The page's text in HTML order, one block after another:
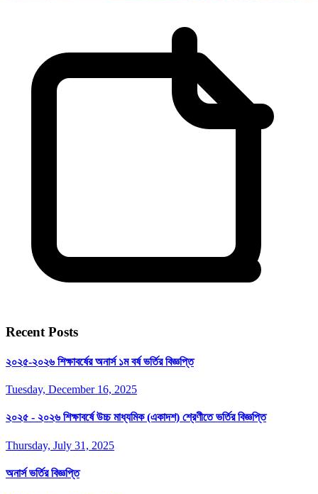
Recent Posts
২০২৫-২০২৬ শিক্ষাবর্ষের অনার্স ১ম বর্ষ ভর্তির বিজ্ঞপ্তি
Tuesday, December 16, 2025
২০২৫ - ২০২৬ শিক্ষাবর্ষে উচ্চ মাধ্যমিক (একাদশ) শ্রেণীতে ভর্তির বিজ্ঞপ্তি
Thursday, July 31, 2025
অনার্স ভর্তির বিজ্ঞপ্তি